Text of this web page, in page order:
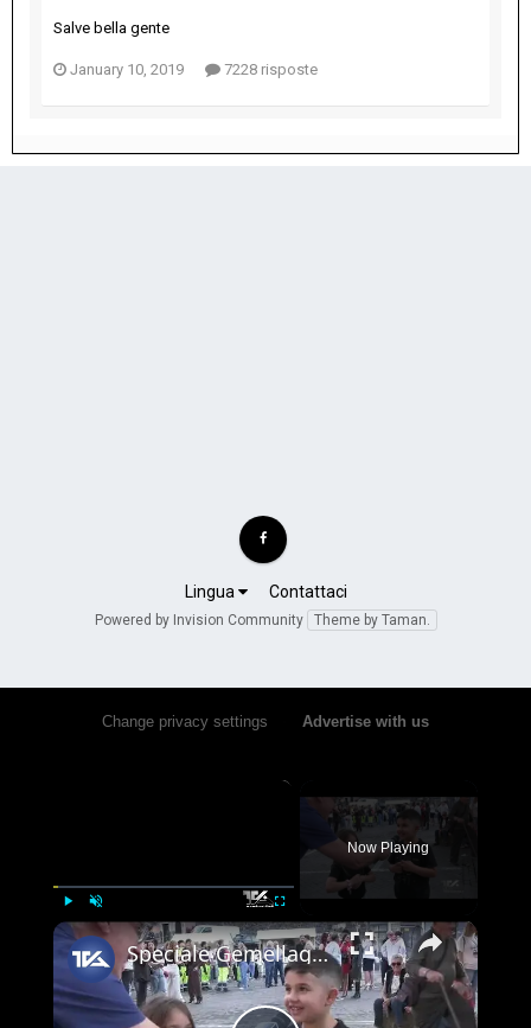
Salve bella gente
January 10, 2019 7228 risposte
Lingua Contattaci
Powered by Invision Community Theme by Taman.
Change privacy settings Advertise with us
×
Unmute Fullscreen
Now Playing
×
Speciale Gemellaggio Adrano - Namur | Maggio 2026